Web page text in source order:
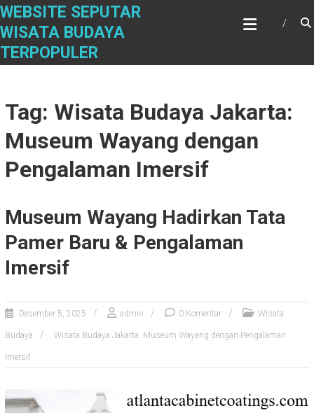
S
t
WEBSITE SEPUTAR
WISATA BUDAYA
TERPOPULER
Tag: Wisata Budaya Jakarta:
Museum Wayang dengan
Pengalaman Imersif
Museum Wayang Hadirkan Tata
Pamer Baru & Pengalaman
Imersif
Desember 5, 2025 admin 0 Komentar Wisata
Budaya Wisata Budaya Jakarta: Museum Wayang dengan Pengalaman
Imersif